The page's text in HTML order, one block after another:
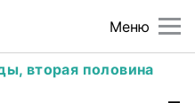
Меню
вторая половина